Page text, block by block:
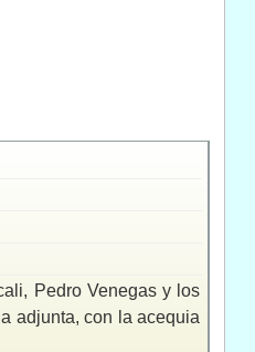
Pedro Venegas y los
adjunta, con la acequia